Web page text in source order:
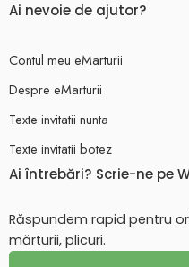
Ai nevoie de ajutor?
Contul meu eMarturii
Despre eMarturii
Texte invitatii nunta
Texte invitatii botez
Ai întrebări? Scrie-ne pe
Răspundem rapid pentru
mărturii, plicuri.